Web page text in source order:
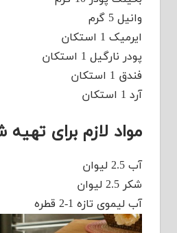
وانیل 5 گرم
ایرمیک 1 استکان
پودر نارگیل 1 استکان
فندق 1 استکان
آرد 1 استکان
مواد لازم برای
آب 2.5 لیوان
شکر 2.5 لیوان
آب لیموی تازه 1-2 قطره